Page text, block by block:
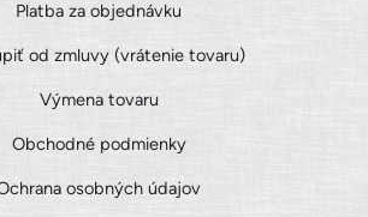
Platba za objednávku
od zmluvy (vrátenie tovaru)
Výmena tovaru
Obchodné podmienky
osobných údajov